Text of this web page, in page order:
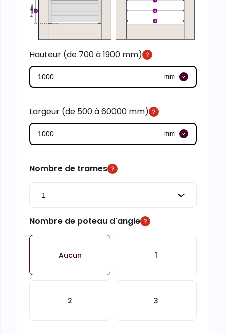
Hauteur (de 700 à 1900 mm)
mm
Largeur (de 500 à 60000 mm)
mm
Nombre de trames
Nombre de poteau d'angle
Aucun 1
2 3